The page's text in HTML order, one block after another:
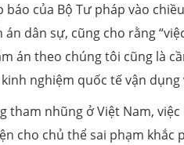
của Bộ Tư pháp vào
dân sự, cũng cho rằng
án theo chúng tôi cũng là
nghiệm quốc tế vận dụng
tham nhũng ở Việt Nam,
cho chủ thể sai phạm